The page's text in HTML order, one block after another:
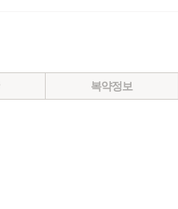
복약정보